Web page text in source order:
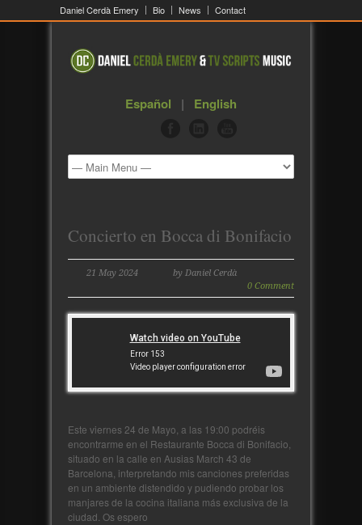
Daniel Cerdà Emery Bio News Contact
Español | English
Concierto en Bocca di Bonifacio
21 May 2024
by Daniel Cerdà
0 Comment
Este viernes 24 de Mayo, a las 19:00 podréis
encontrarme en el Restaurante Bocca di Bonifacio,
situado en la calle en Ausias March 43 de
Barcelona, interpretando mis canciones preferidas
en un ambiente distendido y pudiendo probar los
manjares de la cocina italiana más exclusiva de la
ciudad. Os espero